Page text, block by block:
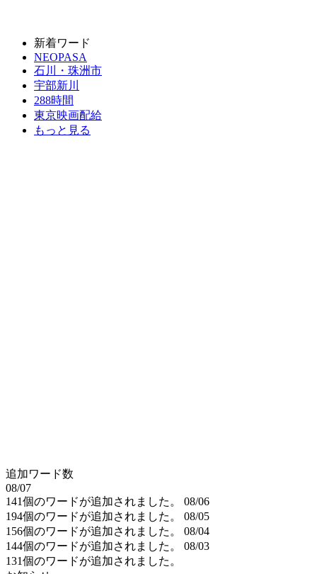
新着ワード
NEOPASA
石川・珠洲市
宇部新川
288時間
東京映画配給
もっと見る
追加ワード数
08/07
141個のワードが追加されました。
08/06
194個のワードが追加されました。
08/05
156個のワードが追加されました。
08/04
144個のワードが追加されました。
08/03
131個のワードが追加されました。